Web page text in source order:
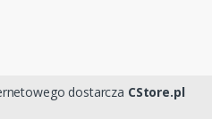
dostarcza CStore.pl